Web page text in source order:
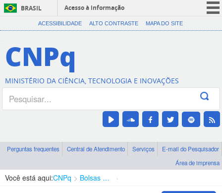
BRASIL
Acesso à informação
CORONAVÍRUS (COVID-19)
Canais
ACESSIBILIDADE ALTO CONTRASTE MAPA DO SITE
CNPq
MINISTÉRIO DA CIÊNCIA, TECNOLOGIA E INOVAÇÕES
Perguntas frequentes Central de Atendimento Serviços
E-mail do Pesquisador
Área de imprensa
Você está aqui:CNPq Bolsas e Auxílios Vigentes